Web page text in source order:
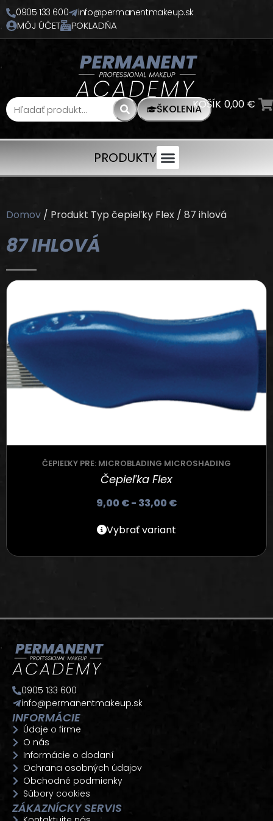
0905 133 600 info@permanentmakeup.sk
MÔJ ÚČET POKLADŇA
ŠKOLENIAKOŠÍK 0,00 €
PRODUKTY
Domov / Produkt Typ čepieľky Flex / 87 ihlová
87 IHLOVÁ
ČEPIEĽKY PRE: MICROBLADING MICROSHADING
Čepieľka Flex
9,00€- 33,00€
Vybrať variant
0905 133 600
info@permanentmakeup.sk
INFORMÁCIE
Údaje o firme
O nás
Informácie o dodaní
Ochrana osobných údajov
Obchodné podmienky
Súbory cookies
ZÁKAZNÍCKY SERVIS